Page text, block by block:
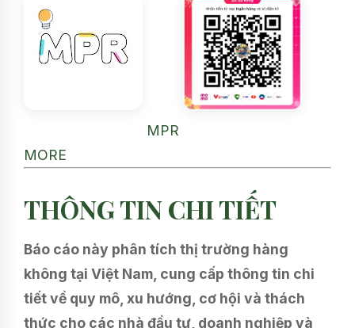
MPR
MORE
THÔNG TIN CHI TIẾT
Báo cáo này phân tích thị trường hàng
không tại Việt Nam, cung cấp thông tin chi
tiết về quy mô, xu hướng, cơ hội và thách
thức cho các nhà đầu tư, doanh nghiệp và